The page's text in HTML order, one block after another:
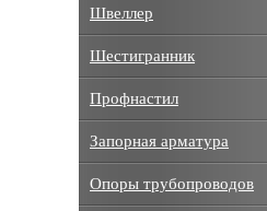
Швеллер
Шестигранник
Профнастил
Запорная арматура
Опоры трубопроводов